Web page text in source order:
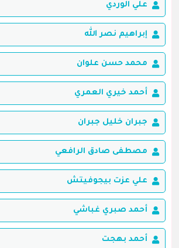
علي الوردي
إبراهيم نصر الله
محمد حسن علوان
أحمد خيري العمري
جبران خليل جبران
مصطفى صادق الرافعي
علي عزت بيجوفيتش
أحمد صبري غباشي
أحمد بهجت